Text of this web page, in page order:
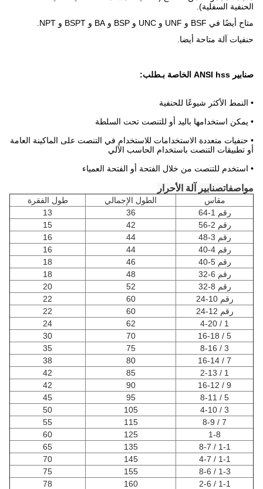
الحنفية السفلية).
متاح أيضًا في BSF و UNF و UNC و BSP و BA و BSPT و NPT.
حنفيات آلة متاحة أيضا.
صنابير ANSI hss الخاصة بـ طلب:
• النمط الأكثر شيوعًا للحنفية
• يمكن استخدامها باليد أو للتنصت تحت السلطة
• حنفيات متعددة الاستخدامات للاستخدام في التنصت على الماكينة العامة
أو تطبيقات التنصت باستخدام الحاسب الآلي
• استخدم للتنصت من خلال الفتحة أو الفتحة العمياء
مواصفاتصنابير آلة الأحرار
مقاس الطول الإجمالي
طول الفقرة
رقم 1-64
36
13
رقم 2-56
42
15
رقم 3-48
44
16
رقم 4-40
44
16
رقم 5-40
46
18
رقم 6-32
48
18
رقم 8-32
52
20
رقم 10-24
60
22
رقم 12-24
60
22
62
24
5 / 16-18
70
30
75
35
80
38
85
42
90
42
5 / 8-11
95
45
105
50
115
55
1-8
125
60
1-1 / 8-7
135
65
1-1 / 4-7
145
70
1-3 / 8-6
155
75
1-1 / 2-6
160
78